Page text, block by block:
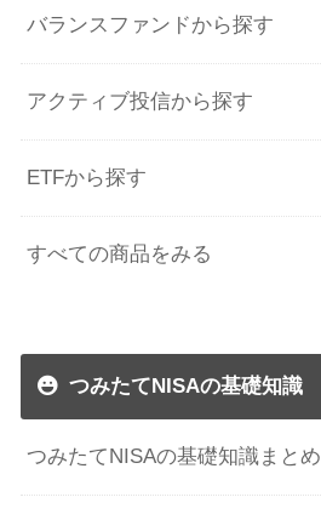
バランスファンドから探す
アクティブ投信から探す
ETFから探す
すべての商品をみる
つみたてNISAの基礎知識
つみたてNISAの基礎知識まとめ